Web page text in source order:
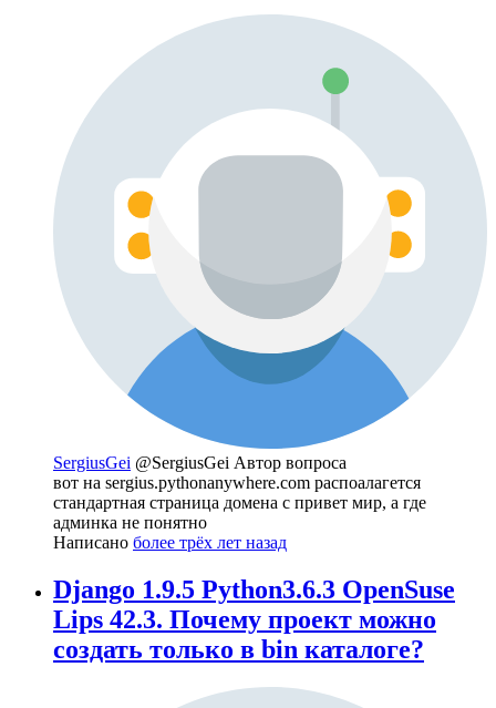
SergiusGei @SergiusGei Автор вопроса
вот на sergius.pythonanywhere.com распоалагется
стандартная страница домена с привет мир, а где
админка не понятно
Написано более трёх лет назад
Django 1.9.5 Python3.6.3 OpenSuse
Lips 42.3. Почему проект можно
создать только в bin каталоге?